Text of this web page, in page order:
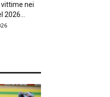
vittime nei
2026...